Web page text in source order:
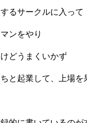
るサークルに入って
ンをやり
どうまくいかず
と起業して、上場を